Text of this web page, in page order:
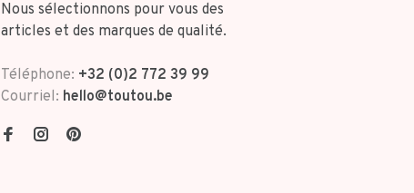
Nous sélectionnons pour vous des
articles et des marques de qualité.
Téléphone: +32 (0)2 772 39 99
Courriel: hello@toutou.be